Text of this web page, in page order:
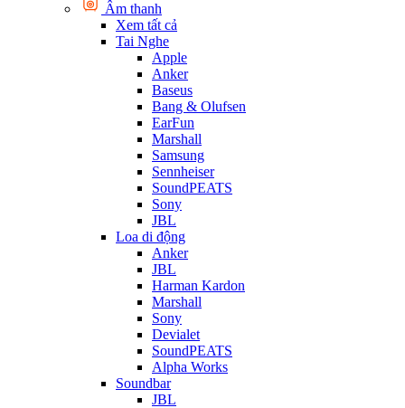
Âm thanh
Xem tất cả
Tai Nghe
Apple
Anker
Baseus
Bang & Olufsen
EarFun
Marshall
Samsung
Sennheiser
SoundPEATS
Sony
JBL
Loa di động
Anker
JBL
Harman Kardon
Marshall
Sony
Devialet
SoundPEATS
Alpha Works
Soundbar
JBL